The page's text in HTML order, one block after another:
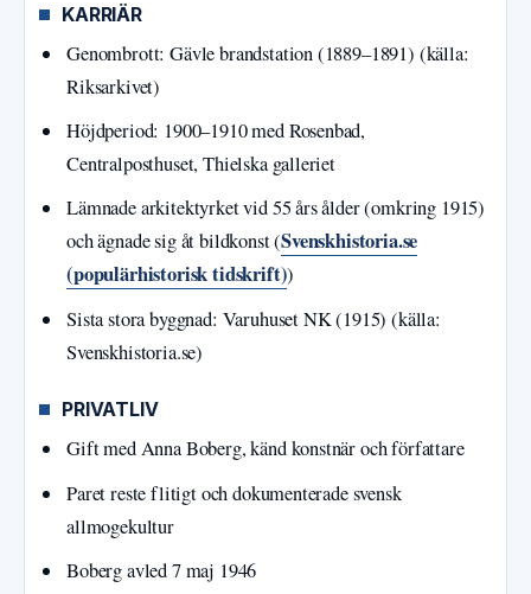
KARRIÄR
Genombrott: Gävle brandstation (1889–1891) (källa:
Riksarkivet)
Höjdperiod: 1900–1910 med Rosenbad,
Centralposthuset, Thielska galleriet
Lämnade arkitektyrket vid 55 års ålder (omkring 1915)
och ägnade sig åt bildkonst (Svenskhistoria.se
(populärhistorisk tidskrift))
Sista stora byggnad: Varuhuset NK (1915) (källa:
Svenskhistoria.se)
PRIVATLIV
Gift med Anna Boberg, känd konstnär och författare
Paret reste flitigt och dokumenterade svensk
allmogekultur
Boberg avled 7 maj 1946